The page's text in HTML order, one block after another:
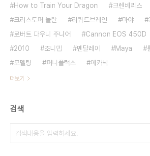
How to Train Your Dragon 크렌베리스
크리스토퍼 놀란
리퀴드브레인 마야
로버트 다우니 주니어
Cannon EOS 450D
2010
조니뎁 멘탈레이 Maya
모델링
퍼니플럭스 메카닉
더보기
검색